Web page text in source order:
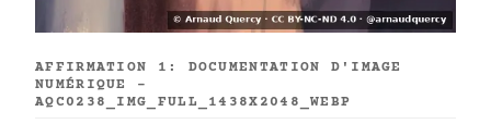
AFFIRMATION 1: DOCUMENTATION D'IMAGE
NUMÉRIQUE -
AQC0238_IMG_FULL_1438X2048_WEBP